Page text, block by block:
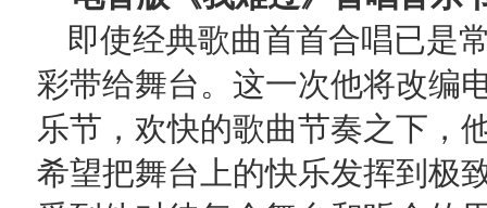
即使经典歌曲首首合唱已是
彩带给舞台。这一次他将改编
乐节，欢快的歌曲节奏之下，
希望把舞台上的快乐发挥到极